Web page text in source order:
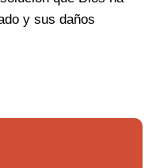
y sus daños